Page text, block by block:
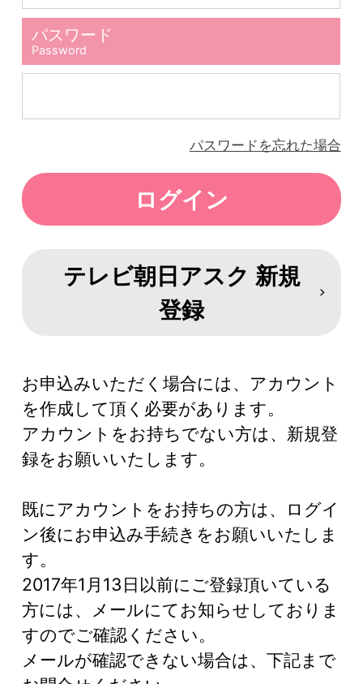
パスワード
Password
パスワードを忘れた場合
テレビ朝日アスク 新規
登録
お申込みいただく場合には、アカウント
を作成して頂く必要があります。
アカウントをお持ちでない方は、新規登
録をお願いいたします。
既にアカウントをお持ちの方は、ログイ
ン後にお申込み手続きをお願いいたしま
す。
2017年1月13日以前にご登録頂いている
方には、メールにてお知らせしておりま
すのでご確認ください。
メールが確認できない場合は、下記まで